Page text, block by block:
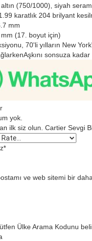
(750/1000), siyah
karatlık 204 brilyant
mm
mm (17. boyut için)
70'li yılların New
sonsuza kadar
yok.
ilk siz olun. Cartier Sevgi
*
ve web sitemi bir
Ülke Arama Kodunu